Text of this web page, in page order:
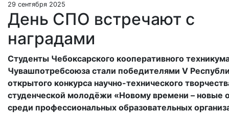
29 сентября 2025
День СПО встречают с
наградами
Студенты Чебоксарского кооперативного
Чувашпотребсоюза стали победителями V
открытого конкурса научно-технического
студенческой молодёжи «Новому времени – новые
среди профессиональных образовательных